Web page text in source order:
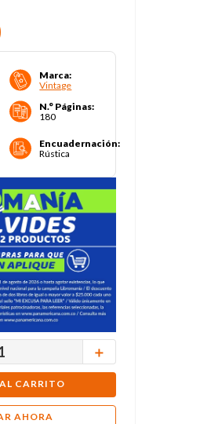
Marca:
Vintage
N.° Páginas:
180
Encuadernación:
Rústica
＋
CARRITO
AHORA